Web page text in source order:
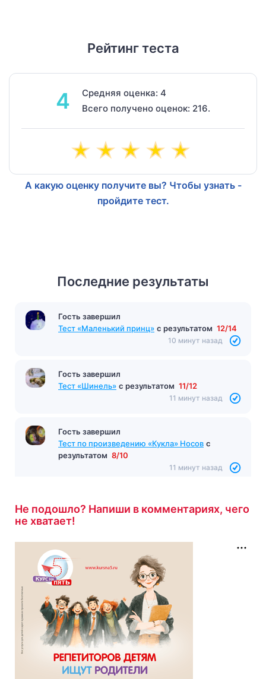
Рейтинг теста
4
Средняя оценка: 4
Всего получено оценок: 216.
А какую оценку получите вы? Чтобы узнать -
пройдите тест.
Последние результаты
Гость завершил
Тест «Маленький принц» с результатом 12/14
10 минут назад
Гость завершил
Тест «Шинель» с результатом 11/12
11 минут назад
Гость завершил
Тест по произведению «Кукла» Носов с
результатом 8/10
11 минут назад
Не подошло? Напиши в комментариях, чего
не хватает!